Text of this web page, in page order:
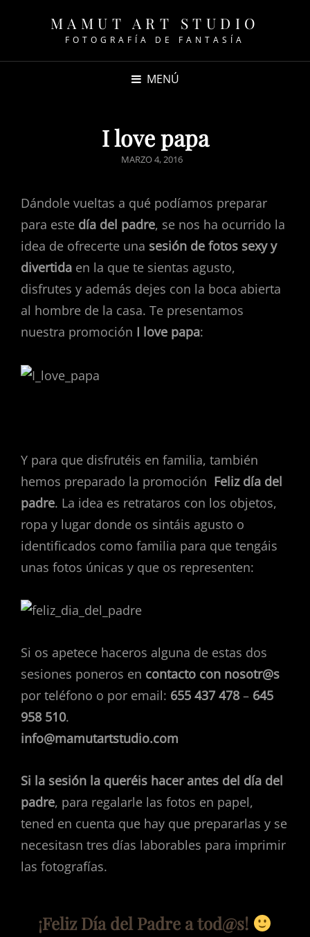
MAMUT ART STUDIO
FOTOGRAFÍA DE FANTASÍA
MENÚ
I love papa
PUBLICADO
MARZO 4, 2016
Dándole vueltas a qué podíamos preparar
para este día del padre, se nos ha ocurrido la
idea de ofrecerte una sesión de fotos sexy y
divertida en la que te sientas agusto,
disfrutes y además dejes con la boca abierta
al hombre de la casa. Te presentamos
nuestra promoción I love papa:
Y para que disfrutéis en familia, también
hemos preparado la promoción Feliz día del
padre. La idea es retrataros con los objetos,
ropa y lugar donde os sintáis agusto o
identificados como familia para que tengáis
unas fotos únicas y que os representen:
Si os apetece haceros alguna de estas dos
sesiones poneros en contacto con nosotr@s
por teléfono o por email: 655 437 478 – 645
958 510.
info@mamutartstudio.com
Si la sesión la queréis hacer antes del día del
padre, para regalarle las fotos en papel,
tened en cuenta que hay que prepararlas y se
necesitasn tres días laborables para imprimir
las fotografías.
¡Feliz Día del Padre a tod@s!